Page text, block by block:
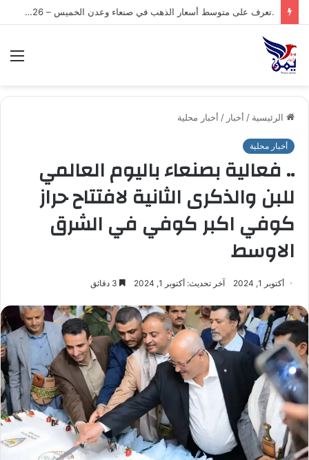
.تعرف على متوسط أسعار الذهب في صنعاء وعدن الخميس – 06/08/2026
الرئيسية / أخبار / أخبار محلية
أخبار محلية
.. فعالية بصنعاء باليوم العالمي
للبن والذكرى الثانية لافتتاح حراز
كوفي اكبر كوفي في الشرق
الاوسط
أكتوبر 1, 2024 آخر تحديث: أكتوبر 1, 2024